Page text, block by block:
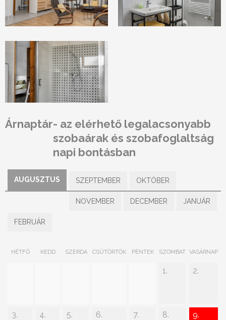
Árnaptár- az elérhető legalacsonyabb
szobaárak és szobafoglaltság
napi bontásban
AUGUSZTUS SZEPTEMBER OKTÓBER
NOVEMBER DECEMBER JANUÁR
FEBRUÁR
HÉTFŐ KEDD SZERDA CSÜTÖRTÖK PÉNTEK SZOMBAT VASÁRNAP
1. 2.
3. 4. 5. 6. 7. 8. 9.